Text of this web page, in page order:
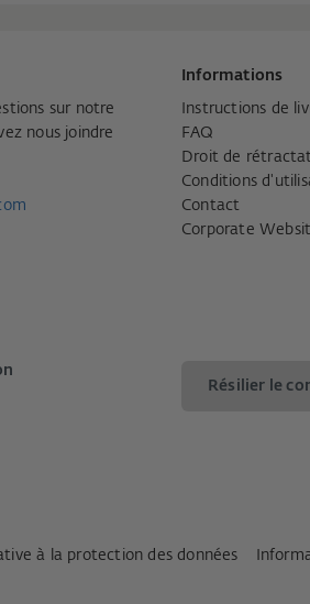
sur notre
nous joindre
Informations
Instructions de
FAQ
Droit de
Conditions
Contact
Corporate
Résilier le
à la protection des données